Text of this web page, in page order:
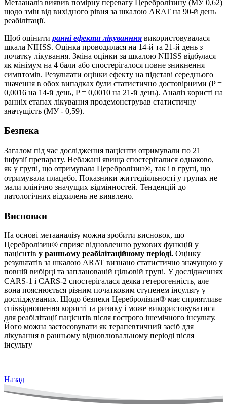
Метааналіз виявив помірну перевагу Церебролізину (МУ 0,62)
щодо змін від вихідного рівня за шкалою ARAT на 90-й день
реабілітації.
Щоб оцінити ранні ефекти лікуванння використовувалася
шкала NIHSS. Оцінка проводилася на 14-й та 21-й день з
початку лікування. Зміна оцінки за шкалою NIHSS відбулася
як мінімум на 4 бали або спостерігалося повне зникнення
симптомів. Результати оцінки ефекту на підставі середнього
значення в обох випадках були статистично достовірними (P =
0,0016 на 14-й день, P = 0,0010 на 21-й день). Аналіз користі на
ранніх етапах лікування продемонстрував статистичну
значущість (МУ - 0,59).
Безпека
Загалом під час дослідження пацієнти отримували по 21
інфузії препарату. Небажані явища спостерігалися однаково,
як у групі, що отримувала Церебролізин®, так і в групі, що
отримувала плацебо. Показники життєдіяльності у групах не
мали клінічно значущих відмінностей. Тенденцій до
патологічних відхилень не виявлено.
Висновки
На основі метааналізу можна зробити висновок, що
Церебролізин® сприяє відновленню рухових функцій у
пацієнтів у ранньому реабілітаційному періоді. Оцінку
результатів за шкалою ARAT визнано статистично значущою у
повній вибірці та запланованій цільовій групі. У дослідженнях
CARS-1 і CARS-2 спостерігалася деяка гетерогенність, але
вона пояснюється різним початковим ступенем інсульту у
досліджуваних. Щодо безпеки Церебролізин® має сприятливе
співвідношення користі та ризику і може використовуватися
для реабілітації пацієнтів після гострого ішемічного інсульту.
Його можна застосовувати як терапевтичний засіб для
лікування в ранньому відновлювальному періоді після
інсульту
Назад